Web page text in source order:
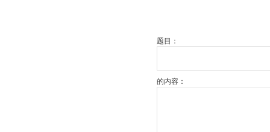
题目：
的内容：